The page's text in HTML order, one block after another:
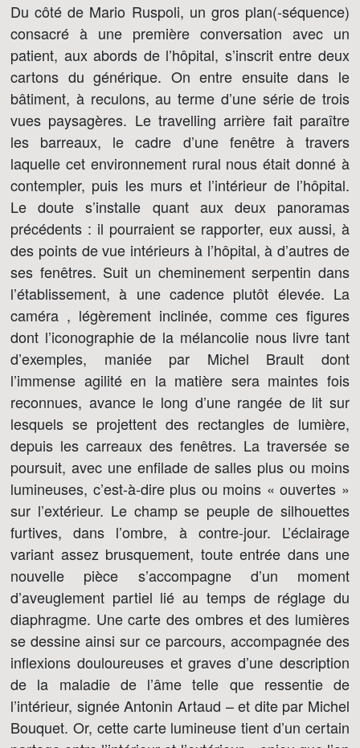
Du côté de Mario Ruspoli, un gros plan(-séquence)
consacré à une première conversation avec un
patient, aux abords de l’hôpital, s’inscrit entre deux
cartons du générique. On entre ensuite dans le
bâtiment, à reculons, au terme d’une série de trois
vues paysagères. Le travelling arrière fait paraître
les barreaux, le cadre d’une fenêtre à travers
laquelle cet environnement rural nous était donné à
contempler, puis les murs et l’intérieur de l’hôpital.
Le doute s’installe quant aux deux panoramas
précédents : il pourraient se rapporter, eux aussi, à
des points de vue intérieurs à l’hôpital, à d’autres de
ses fenêtres. Suit un cheminement serpentin dans
l’établissement, à une cadence plutôt élevée. La
caméra , légèrement inclinée, comme ces figures
dont l’iconographie de la mélancolie nous livre tant
d’exemples, maniée par Michel Brault dont
l’immense agilité en la matière sera maintes fois
reconnues, avance le long d’une rangée de lit sur
lesquels se projettent des rectangles de lumière,
depuis les carreaux des fenêtres. La traversée se
poursuit, avec une enfilade de salles plus ou moins
lumineuses, c’est-à-dire plus ou moins « ouvertes »
sur l’extérieur. Le champ se peuple de silhouettes
furtives, dans l’ombre, à contre-jour. L’éclairage
variant assez brusquement, toute entrée dans une
nouvelle pièce s’accompagne d’un moment
d’aveuglement partiel lié au temps de réglage du
diaphragme. Une carte des ombres et des lumières
se dessine ainsi sur ce parcours, accompagnée des
inflexions douloureuses et graves d’une description
de la maladie de l’âme telle que ressentie de
l’intérieur, signée Antonin Artaud – et dite par Michel
Bouquet. Or, cette carte lumineuse tient d’un certain